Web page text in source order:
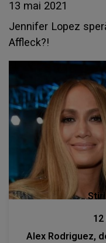
13 mai 2021
Jennifer Lopez
Affleck?!
12
Alex Rodriguez,